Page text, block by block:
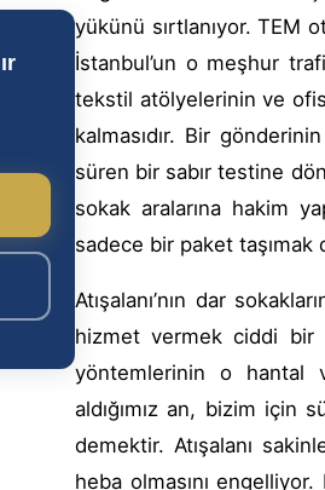
yükünü sırtlanıyor. TEM
İstanbul’un o meşhur
tekstil atölyelerinin ve
kalmasıdır. Bir
süren bir sabır testine
sokak aralarına hakim
sadece bir paket taşımak
Atışalanı’nın dar
hizmet vermek ciddi bir
yöntemlerinin o hantal
aldığımız an, bizim için
demektir. Atışalanı
heba olmasını